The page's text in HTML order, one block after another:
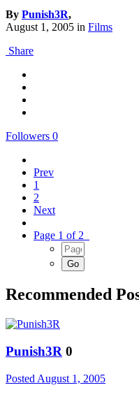
By Punish3R,
August 1, 2005 in Films
Share
Followers 0
Prev
1
2
Next
Page 1 of 2
Recommended
Punish3R 0
Posted August 1, 2005